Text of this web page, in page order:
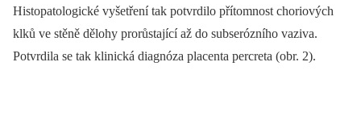
Histopatologické vyšetření tak potvrdilo přítomnost choriových
klků ve stěně dělohy prorůstající až do subserózního vaziva.
Potvrdila se tak klinická diagnóza placenta percreta (obr. 2).